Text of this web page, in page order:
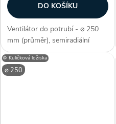
DO KOŠÍKU
Ventilátor do potrubí - ⌀ 250
mm (průměr), semiradiální
konstrukce, snadno překonává
tlakové ztráty, úsporný motor,
max. průtok 1850 m3/h, příkon
⚙️ Kuličková ložiska
⌀ 250